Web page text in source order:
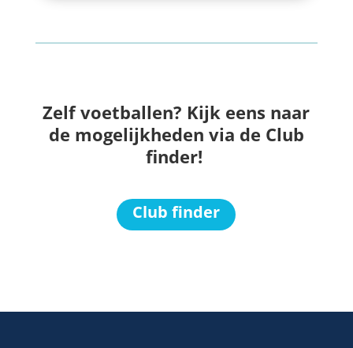
Zelf voetballen? Kijk eens naar
de mogelijkheden via de Club
finder!
Club finder